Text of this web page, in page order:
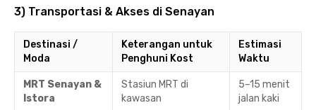
3) Transportasi & Akses di Senayan
Destinasi /
Moda
Keterangan untuk
Penghuni Kost
Estimasi
Waktu
MRT Senayan &
Istora
Stasiun MRT di
kawasan
5–15 menit
jalan kaki